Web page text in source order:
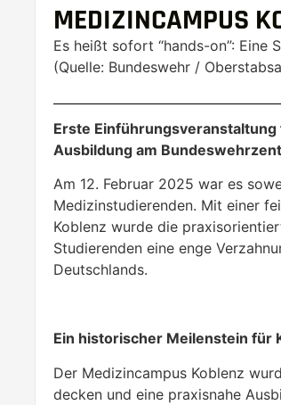
MEDIZINCAMPUS
Es heißt sofort “hands-on”: Eine
(Quelle: Bundeswehr /
Erste
Ausbildung am
Am 12. Februar 2025 war es
Medizinstudierenden. Mit einer
Koblenz wurde die
Studierenden eine enge
Deutschlands.
Ein historischer Meilenstein für
Der Medizincampus Koblenz
decken und eine praxisnahe